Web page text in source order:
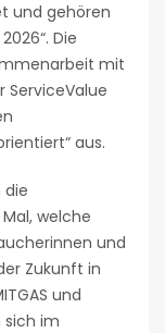
und gehören
Die
mit
ServiceValue
aus.
die
welche
und
Zukunft in
und
sich im